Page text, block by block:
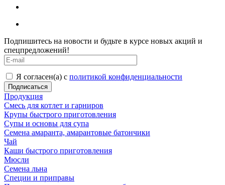
Подпишитесь на новости и будьте в курсе новых акций и
спецпредложений!
Я согласен(а) с политикой конфиденциальности
Продукция
Смесь для котлет и гарниров
Крупы быстрого приготовления
Супы и основы для супа
Семена амаранта, амарантовые батончики
Чай
Каши быстрого приготовления
Мюсли
Семена льна
Специи и приправы